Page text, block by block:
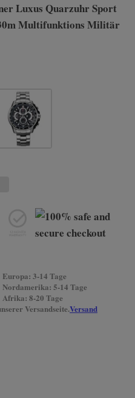
Luxus Quarzuhr Sport
Multifunktions Militär
Europa: 3-14 Tage
Nordamerika: 5-14 Tage
Afrika: 8-20 Tage
Versandseite.Versand